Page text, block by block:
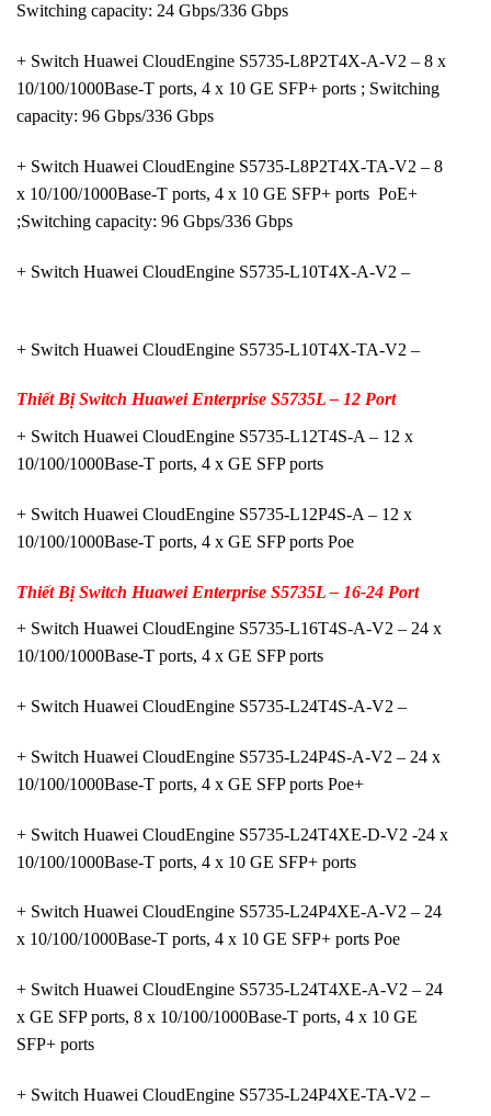
Switching capacity: 24 Gbps/336 Gbps
+ Switch Huawei CloudEngine S5735-L8P2T4X-A-V2 – 8 x
10/100/1000Base-T ports, 4 x 10 GE SFP+ ports ; Switching
capacity: 96 Gbps/336 Gbps
+ Switch Huawei CloudEngine S5735-L8P2T4X-TA-V2 – 8
x 10/100/1000Base-T ports, 4 x 10 GE SFP+ ports PoE+
;Switching capacity: 96 Gbps/336 Gbps
+ Switch Huawei CloudEngine S5735-L10T4X-A-V2 –
+ Switch Huawei CloudEngine S5735-L10T4X-TA-V2 –
Thiết Bị Switch Huawei Enterprise S5735L – 12 Port
+ Switch Huawei CloudEngine S5735-L12T4S-A – 12 x
10/100/1000Base-T ports, 4 x GE SFP ports
+ Switch Huawei CloudEngine S5735-L12P4S-A – 12 x
10/100/1000Base-T ports, 4 x GE SFP ports Poe
Thiết Bị Switch Huawei Enterprise S5735L – 16-24 Port
+ Switch Huawei CloudEngine S5735-L16T4S-A-V2 – 24 x
10/100/1000Base-T ports, 4 x GE SFP ports
+ Switch Huawei CloudEngine S5735-L24T4S-A-V2 –
+ Switch Huawei CloudEngine S5735-L24P4S-A-V2 – 24 x
10/100/1000Base-T ports, 4 x GE SFP ports Poe+
+ Switch Huawei CloudEngine S5735-L24T4XE-D-V2 -24 x
10/100/1000Base-T ports, 4 x 10 GE SFP+ ports
+ Switch Huawei CloudEngine S5735-L24P4XE-A-V2 – 24
x 10/100/1000Base-T ports, 4 x 10 GE SFP+ ports Poe
+ Switch Huawei CloudEngine S5735-L24T4XE-A-V2 – 24
x GE SFP ports, 8 x 10/100/1000Base-T ports, 4 x 10 GE
SFP+ ports
+ Switch Huawei CloudEngine S5735-L24P4XE-TA-V2 –